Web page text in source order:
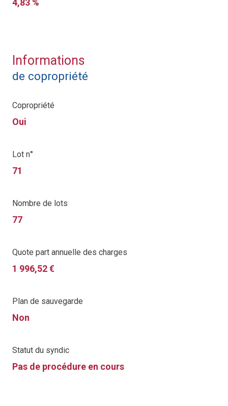
4,83 %
Informations
de copropriété
Copropriété
Oui
Lot n°
71
Nombre de lots
77
Quote part annuelle des charges
1 996,52 €
Plan de sauvegarde
Non
Statut du syndic
Pas de procédure en cours